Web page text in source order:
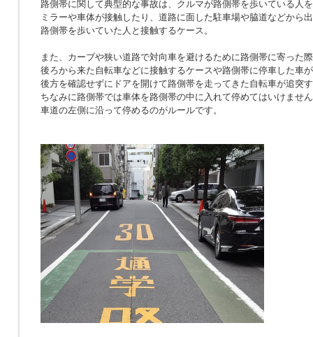
路側帯に関して典型的な事故は、クルマが路側帯を歩いている人
ミラーや車体が接触したり、道路に面した駐車場や脇道などから
路側帯を歩いていた人と接触するケース。
また、カーブや狭い道路で対向車を避けるために路側帯に寄った
後ろから来た自転車などに接触するケースや路側帯に停車した車
後方を確認せずにドアを開けて路側帯を走ってきた自転車が追突
ちなみに路側帯では車体を路側帯の中に入れて停めてはいけませ
車道の左側に沿って停めるのがルールです。